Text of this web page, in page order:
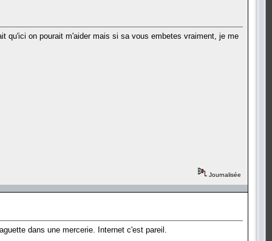
qu'ici on pourait m'aider mais si sa vous embetes vraiment, je me
Journalisée
dans une mercerie. Internet c'est pareil.